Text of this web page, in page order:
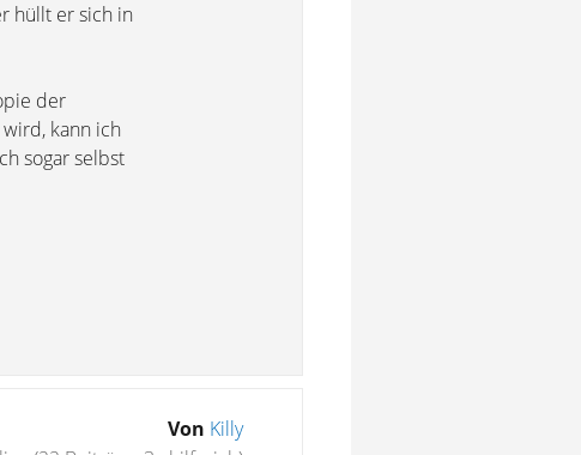
hüllt er sich in
der
kann ich
sogar selbst
Von Killy